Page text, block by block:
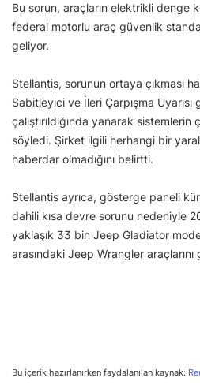
Bu sorun, araçların elektrikli denge
federal motorlu araç güvenlik
geliyor.
Stellantis, sorunun ortaya çıkması
Sabitleyici ve İleri Çarpışma Uyarısı
çalıştırıldığında yanarak sistemlerin
söyledi. Şirket ilgili herhangi bir
haberdar olmadığını belirtti.
Stellantis ayrıca, gösterge paneli
dahili kısa devre sorunu nedeniyle
yaklaşık 33 bin Jeep Gladiator
arasındaki Jeep Wrangler araçlarını
Bu içerik hazırlanırken faydalanılan kaynak: